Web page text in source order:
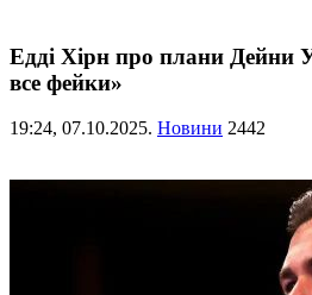
Едді Хірн про плани Дейни
все фейки»
19:24, 07.10.2025. Новини 2442